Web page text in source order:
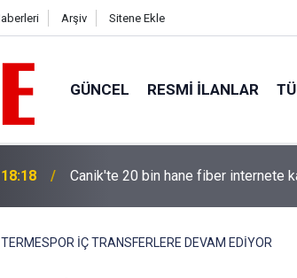
Arşiv Sitene Ekle
GÜNCEL RESMI İLANLAR
18:18 Canik'te 20 bin hane fiber internete
TERMESPOR İÇ TRANSFERLERE DEVAM EDİYOR